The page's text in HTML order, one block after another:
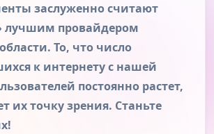
заслуженно считают
лучшим провайдером
То, что число
к интернету с нашей
постоянно растет,
их точку зрения. Станьте